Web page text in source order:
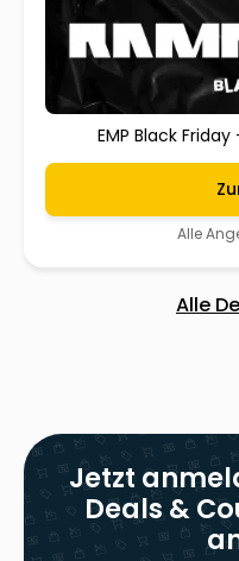
EMP Black
Alle
Alle
Jetzt
Deals &